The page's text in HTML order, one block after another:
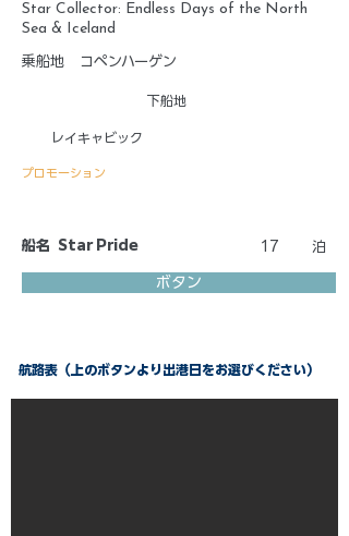
Star Collector: Endless Days of the North
Sea & Iceland
乗船地 コペンハーゲン
下船地
レイキャビック
プロモーション
船名 Star Pride 17 泊
ボタン
航路表（上のボタンより出港日をお選びください）